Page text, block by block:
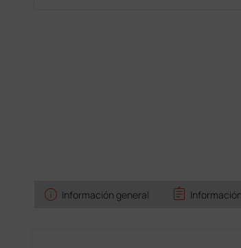
info Información general assignment